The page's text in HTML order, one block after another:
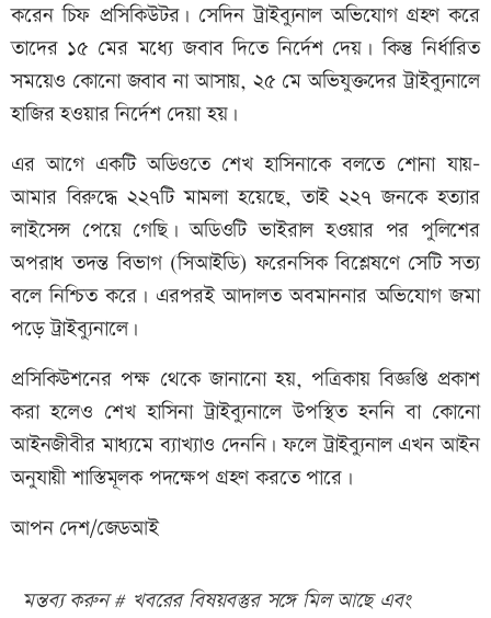
করেন চিফ প্রসিকিউটর। সেদিন ট্রাইব্যুনাল অভিযোগ গ্রহণ করে
তাদের ১৫ মের মধ্যে জবাব দিতে নির্দেশ দেয়। কিন্তু নির্ধারিত
সময়েও কোনো জবাব না আসায়, ২৫ মে অভিযুক্তদের ট্রাইব্যুনালে
হাজির হওয়ার নির্দেশ দেয়া হয়।
এর আগে একটি অডিওতে শেখ হাসিনাকে বলতে শোনা যায়-
আমার বিরুদ্ধে ২২৭টি মামলা হয়েছে, তাই ২২৭ জনকে হত্যার
লাইসেন্স পেয়ে গেছি। অডিওটি ভাইরাল হওয়ার পর পুলিশের
অপরাধ তদন্ত বিভাগ (সিআইডি) ফরেনসিক বিশ্লেষণে সেটি সত্য
বলে নিশ্চিত করে। এরপরই আদালত অবমাননার অভিযোগ জমা
পড়ে ট্রাইব্যুনালে।
প্রসিকিউশনের পক্ষ থেকে জানানো হয়, পত্রিকায় বিজ্ঞপ্তি প্রকাশ
করা হলেও শেখ হাসিনা ট্রাইব্যুনালে উপস্থিত হননি বা কোনো
আইনজীবীর মাধ্যমে ব্যাখ্যাও দেননি। ফলে ট্রাইব্যুনাল এখন আইন
অনুযায়ী শাস্তিমূলক পদক্ষেপ গ্রহণ করতে পারে।
আপন দেশ/জেডআই
মন্তব্য করুন # খবরের বিষয়বস্তুর সঙ্গে মিল আছে এবং